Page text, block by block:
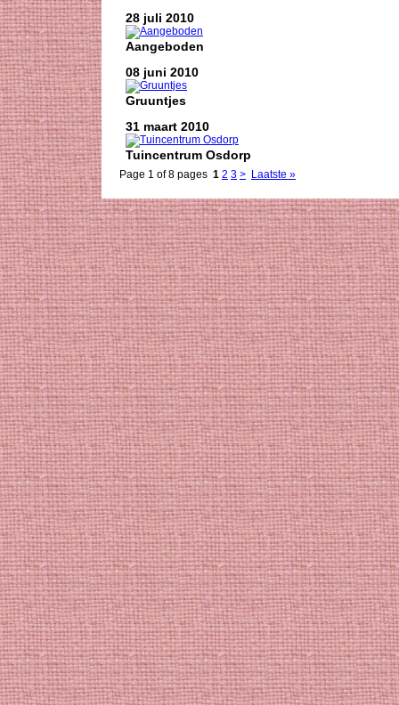
28 juli 2010
Aangeboden
08 juni 2010
Gruuntjes
31 maart 2010
Tuincentrum Osdorp
Page 1 of 8 pages 1 2 3 > Laatste »